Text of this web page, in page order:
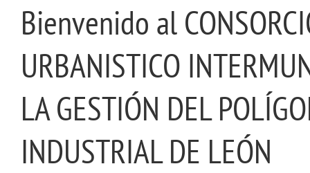
Bienvenido al
URBANISTICO
LA GESTIÓN DEL
INDUSTRIAL DE LEÓN